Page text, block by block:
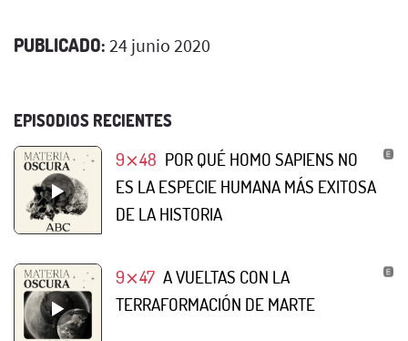
PUBLICADO: 24 junio 2020
EPISODIOS RECIENTES
9⨯48 POR QUÉ HOMO SAPIENS NO
ES LA ESPECIE HUMANA MÁS EXITOSA
DE LA HISTORIA
9⨯47 A VUELTAS CON LA
TERRAFORMACIÓN DE MARTE